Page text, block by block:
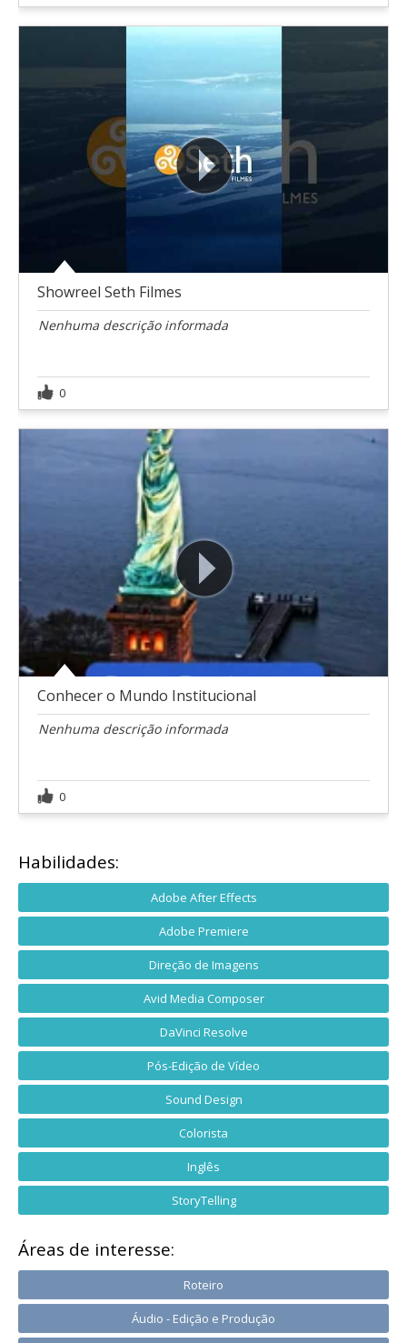
Showreel Seth Filmes
Nenhuma descrição informada
0
Conhecer o Mundo Institucional
Nenhuma descrição informada
0
Habilidades:
Adobe After Effects
Adobe Premiere
Direção de Imagens
Avid Media Composer
DaVinci Resolve
Pós-Edição de Vídeo
Sound Design
Colorista
Inglês
StoryTelling
Áreas de interesse:
Roteiro
Áudio - Edição e Produção